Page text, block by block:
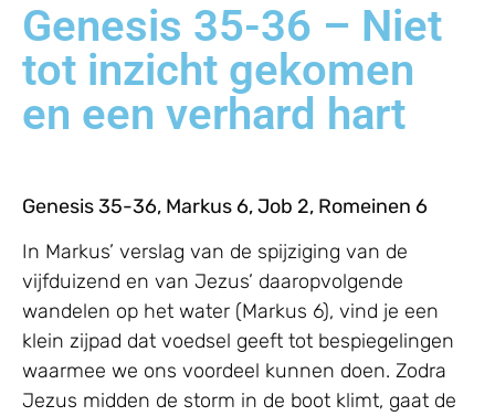
Genesis 35-36 – Niet
tot inzicht gekomen
en een verhard hart
Genesis 35-36, Markus 6, Job 2, Romeinen 6
In Markus’ verslag van de spijziging van de
vijfduizend en van Jezus’ daaropvolgende
wandelen op het water (Markus 6), vind je een
klein zijpad dat voedsel geeft tot bespiegelingen
waarmee we ons voordeel kunnen doen. Zodra
Jezus midden de storm in de boot klimt, gaat de